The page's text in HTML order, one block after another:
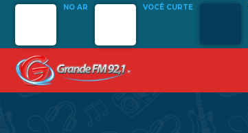
NO AR VOCÊ CURTE